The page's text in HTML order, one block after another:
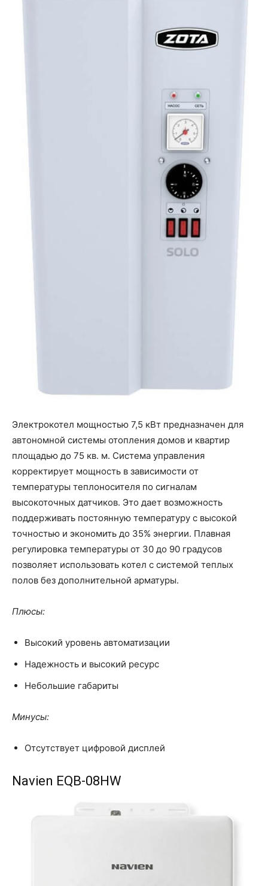
Электрокотел мощностью 7,5 кВт предназначен для
автономной системы отопления домов и квартир
площадью до 75 кв. м. Система управления
корректирует мощность в зависимости от
температуры теплоносителя по сигналам
высокоточных датчиков. Это дает возможность
поддерживать постоянную температуру с высокой
точностью и экономить до 35% энергии. Плавная
регулировка температуры от 30 до 90 градусов
позволяет использовать котел с системой теплых
полов без дополнительной арматуры.
Плюсы:
Высокий уровень автоматизации
Надежность и высокий ресурс
Небольшие габариты
Минусы:
Отсутствует цифровой дисплей
Navien EQB-08HW